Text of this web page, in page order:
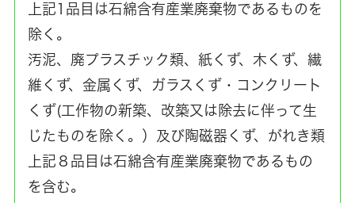
上記1品目は石綿含有産業廃棄物であるものを
除く。
汚泥、廃プラスチック類、紙くず、木くず、繊
維くず、金属くず、ガラスくず・コンクリート
くず(工作物の新築、改築又は除去に伴って生
じたものを除く。）及び陶磁器くず、がれき類
上記８品目は石綿含有産業廃棄物であるもの
を含む。